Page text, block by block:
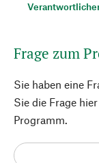
Frage zum
Sie haben eine
Sie die Frage
Programm.